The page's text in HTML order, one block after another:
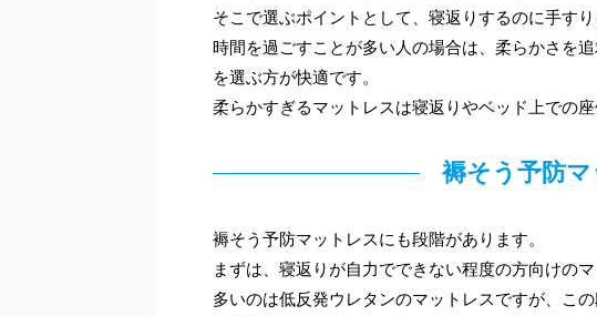
そこで選ぶポイントとして、寝返りするのに手す
時間を過ごすことが多い人の場合は、柔らかさを
を選ぶ方が快適です。
柔らかすぎるマットレスは寝返りやベッド上での座
褥そう予防
褥そう予防マットレスにも段階があります。
まずは、寝返りが自力でできない程度の方向けのマ
多いのは低反発ウレタンのマットレスですが、こ